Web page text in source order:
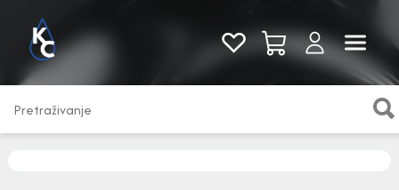
Pogledaj sve